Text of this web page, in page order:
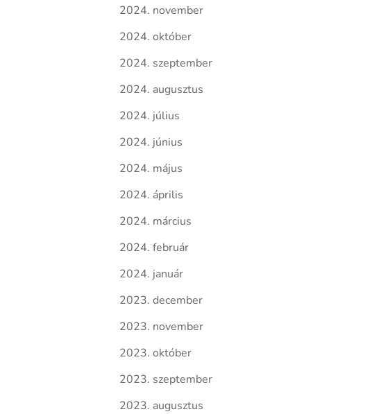
2024. november
2024. október
2024. szeptember
2024. augusztus
2024. július
2024. június
2024. május
2024. április
2024. március
2024. február
2024. január
2023. december
2023. november
2023. október
2023. szeptember
2023. augusztus